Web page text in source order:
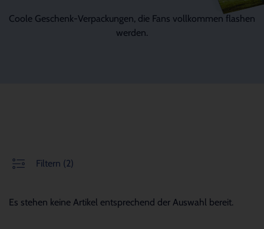
Coole Geschenk-Verpackungen, die Fans vollkommen flashen
werden.
Filtern (2)
Es stehen keine Artikel entsprechend der Auswahl bereit.